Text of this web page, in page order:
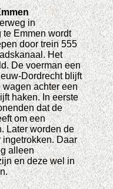
in
te Emmen wordt
door trein 555
Het
De voerman een
Dordrecht blijft
achter een
haken. In eerste
dat de
om een
Later worden de
Daar
alleen
en deze wel in